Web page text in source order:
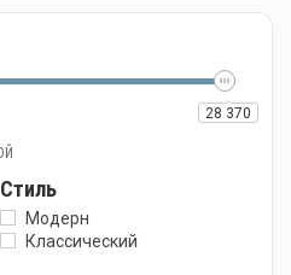
28 370
Стиль
Модерн
Классический